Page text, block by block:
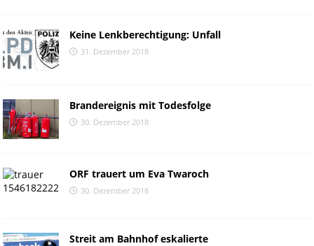
Keine Lenkberechtigung: Unfall
31. Dezember 2018
Brandereignis mit Todesfolge
30. Dezember 2018
ORF trauert um Eva Twaroch
30. Dezember 2018
Streit am Bahnhof eskalierte